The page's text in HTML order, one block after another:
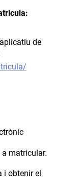
de
matricular.
i obtenir el